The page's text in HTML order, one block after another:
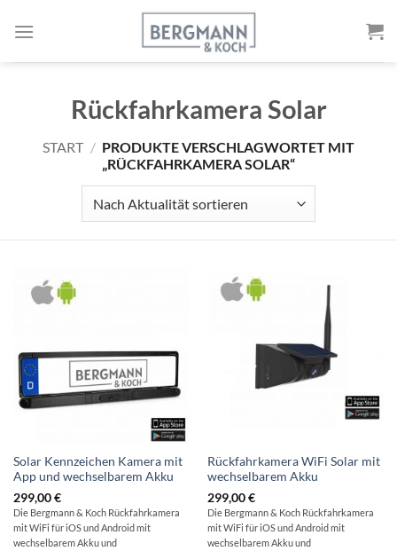
Inhalt
Rückfahrkamera Solar
START / PRODUKTE VERSCHLAGWORTET MIT
„RÜCKFAHRKAMERA SOLAR“
Solar Kennzeichen Kamera mit
App und wechselbarem Akku
299,00€
Die Bergmann & Koch Rückfahrkamera
mit WiFi für iOS und Android mit
wechselbarem Akku und
Rückfahrkamera WiFi Solar mit
wechselbarem Akku
299,00€
Die Bergmann & Koch Rückfahrkamera
mit WiFi für iOS und Android mit
wechselbarem Akku und